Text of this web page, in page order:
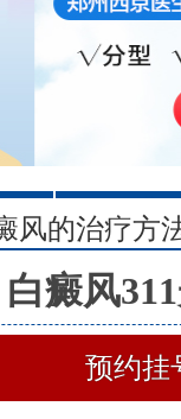
2
风的治疗方
白癜风
预约挂